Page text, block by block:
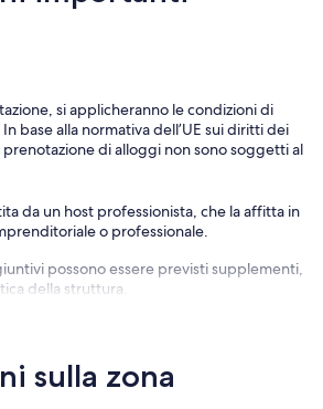
si applicheranno le condizioni di
base alla normativa dell’UE sui diritti dei
di alloggi non sono soggetti al
da un host professionista, che la affitta in
o professionale.
possono essere previsti supplementi,
della struttura.
sulla zona